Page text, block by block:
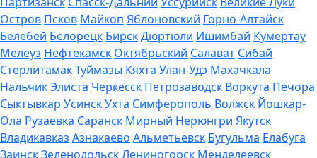
Остров Псков Майкоп Яблоновский Горно-Алтайск
Белебей Белорецк БирскДюртюли Ишимбай Кумертау
Мелеуз Нефтекамск Октябрьский Салават Сибай
СтерлитамакТуймазы Кяхта Улан-Удэ Махачкала
НальчикЭлиста Черкесск Петрозаводск Воркута Печора
Сыктывкар УсинскУхта Симферополь Волжск Йошкар-
Ола Рузаевка Саранск Мирный Нерюнгри Якутск
Владикавказ Азнакаево Альметьевск Бугульма Елабуга
ЗаинскЗеленодольскЛениногорск Менделеевск